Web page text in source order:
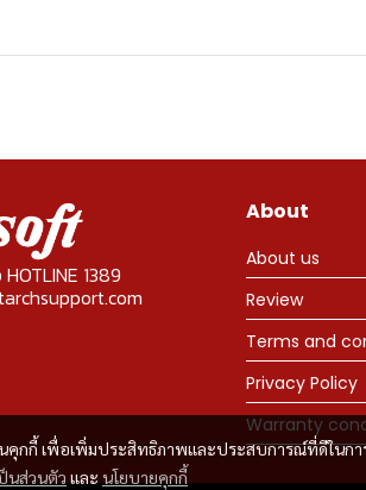
คุกกี้ เพื่อเพิ่มประสิทธิภาพและประสบการณ์ที่ดีในกา
นส่วนตัว และ นโยบายคุกกี้
1389
About
About us
Review
Terms and
Privacy Policy
Warranty